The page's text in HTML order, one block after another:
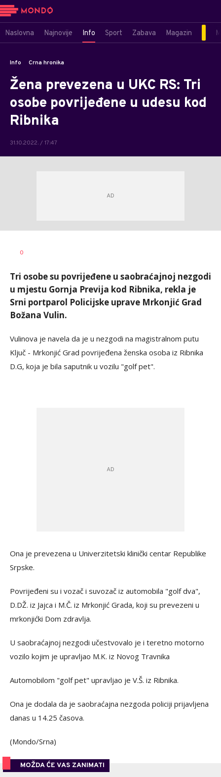
Naslovna Najnovije Info Sport Zabava Magazin
Info Crna hronika
Žena prevezena u UKC RS: Tri
osobe povrijeđene u udesu kod
Ribnika
31.10.2022. / 17:47
AUTOR
0
Tri osobe su povrijeđene u saobraćajnoj nezgodi
u mjestu Gornja Previja kod Ribnika, rekla je
Srni portparol Policijske uprave Mrkonjić Grad
Božana Vulin.
Vulinova je navela da je u nezgodi na magistralnom putu
Ključ - Mrkonjić Grad povrijeđena ženska osoba iz Ribnika
D.G, koja je bila saputnik u vozilu "golf pet".
Ona je prevezena u Univerzitetski klinički centar Republike
Srpske.
Povrijeđeni su i vozač i suvozač iz automobila "golf dva",
D.DŽ. iz Jajca i M.Č. iz Mrkonjić Grada, koji su prevezeni u
mrkonjićki Dom zdravlja.
U saobraćajnoj nezgodi učestvovalo je i teretno motorno
vozilo kojim je upravljao M.K. iz Novog Travnika
Automobilom "golf pet" upravljao je V.Š. iz Ribnika.
Ona je dodala da je saobraćajna nezgoda policiji prijavljena
danas u 14.25 časova.
(Mondo/Srna)
MOŽDA ĆE VAS ZANIMATI